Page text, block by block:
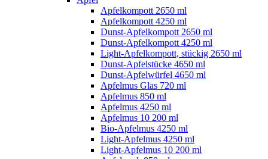
Apfelkompott 2650 ml
Apfelkompott 4250 ml
Dunst-Apfelkompott 2650 ml
Dunst-Apfelkompott 4250 ml
Light-Apfelkompott, stückig 2650 ml
Dunst-Apfelstücke 4650 ml
Dunst-Apfelwürfel 4650 ml
Apfelmus Glas 720 ml
Apfelmus 850 ml
Apfelmus 4250 ml
Apfelmus 10 200 ml
Bio-Apfelmus 4250 ml
Light-Apfelmus 4250 ml
Light-Apfelmus 10 200 ml